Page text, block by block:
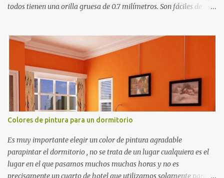
todos tienen una orilla gruesa de 0.7 milímetros. Son fáciles de
matemáticos, para decorar los cumpleaños de los niños, entre
otras cosas.
Colores de pintura para un dormitorio
Es muy importante elegir un color de pintura agradable
parapintar el dormitorio , no se trata de un lugar cualquiera es el
lugar en el que pasamos muchos muchas horas y no es
precisamente un cuarto de hotel que utilizamos solamente para